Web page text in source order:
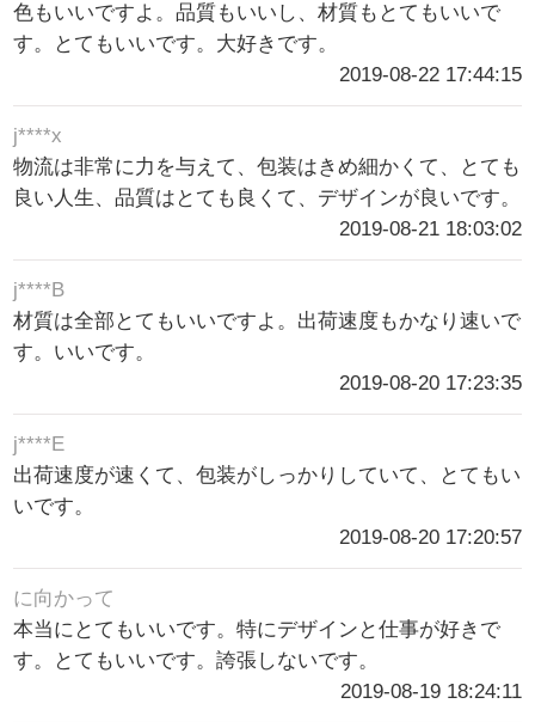
色もいいですよ。品質もいいし、材質もとてもいいで
す。とてもいいです。大好きです。
2019-08-22 17:44:15
j****x
物流は非常に力を与えて、包装はきめ細かくて、とても
良い人生、品質はとても良くて、デザインが良いです。
2019-08-21 18:03:02
j****B
材質は全部とてもいいですよ。出荷速度もかなり速いで
す。いいです。
2019-08-20 17:23:35
j****E
出荷速度が速くて、包装がしっかりしていて、とてもい
いです。
2019-08-20 17:20:57
に向かって
本当にとてもいいです。特にデザインと仕事が好きで
す。とてもいいです。誇張しないです。
2019-08-19 18:24:11